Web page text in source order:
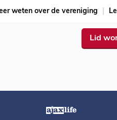
weten over de vereniging
Lid